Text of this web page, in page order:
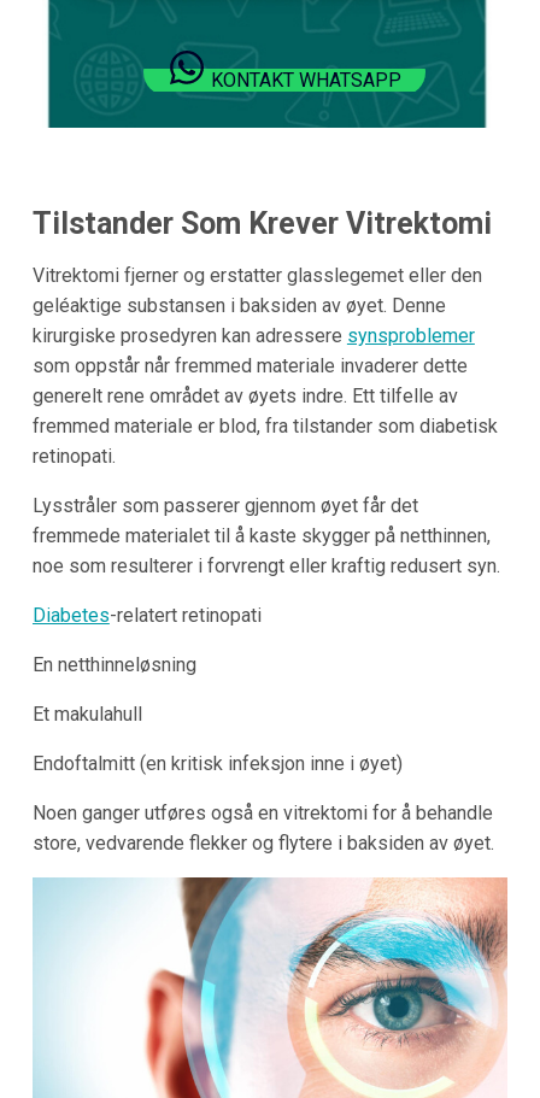
KONTAKT WHATSAPP
Tilstander Som Krever Vitrektomi
Vitrektomi fjerner og erstatter glasslegemet eller den
geléaktige substansen i baksiden av øyet. Denne
kirurgiske prosedyren kan adressere synsproblemer
som oppstår når fremmed materiale invaderer dette
generelt rene området av øyets indre. Ett tilfelle av
fremmed materiale er blod, fra tilstander som diabetisk
retinopati.
Lysstråler som passerer gjennom øyet får det
fremmede materialet til å kaste skygger på netthinnen,
noe som resulterer i forvrengt eller kraftig redusert syn.
Diabetes-relatert retinopati
En netthinneløsning
Et makulahull
Endoftalmitt (en kritisk infeksjon inne i øyet)
Noen ganger utføres også en vitrektomi for å behandle
store, vedvarende flekker og flytere i baksiden av øyet.